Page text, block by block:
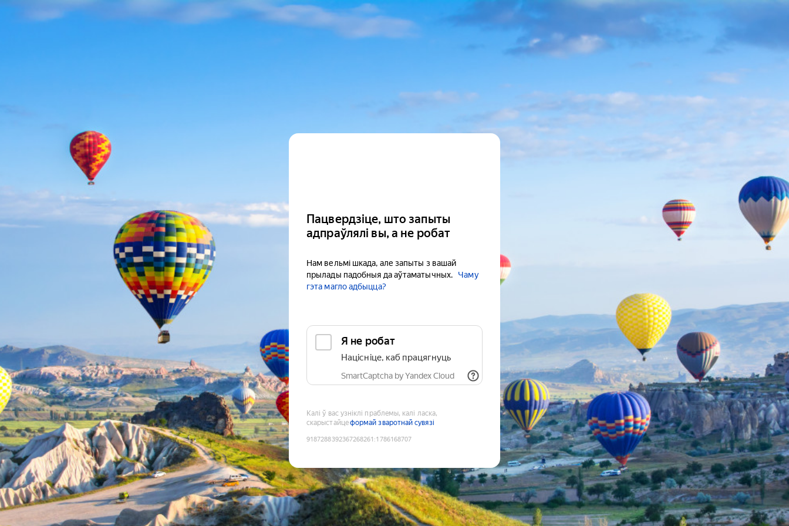
Пацвердзіце, што запыты
адпраўлялі вы, а не робат
Нам вельмі шкада, але запыты з вашай
прылады падобныя да аўтаматычных.
Чаму
гэта магло адбыцца?
Я не робат
Націсніце, каб працягнуць
SmartCaptcha by Yandex Cloud
Калі ў вас узніклі праблемы, калі ласка,
скарыстайцеформай зваротнай сувязі
9187288392367268261 :1786168707